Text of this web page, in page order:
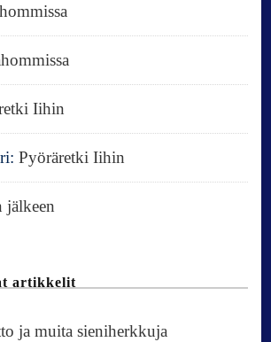
Iihin
:Pyöräretki Iihin
jälkeen
artikkelit
ja muita sieniherkkuja